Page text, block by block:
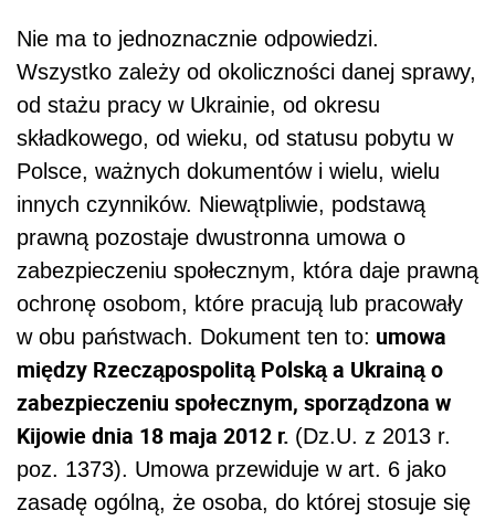
Nie ma to jednoznacznie odpowiedzi.
Wszystko zależy od okoliczności danej sprawy,
od stażu pracy w Ukrainie, od okresu
składkowego, od wieku, od statusu pobytu w
Polsce, ważnych dokumentów i wielu, wielu
innych czynników. Niewątpliwie, podstawą
prawną pozostaje dwustronna umowa o
zabezpieczeniu społecznym, która daje prawną
ochronę osobom, które pracują lub pracowały
w obu państwach. Dokument ten to: umowa
między Rzecząpospolitą Polską a Ukrainą o
zabezpieczeniu społecznym, sporządzona w
Kijowie dnia 18 maja 2012 r. (Dz.U. z 2013 r.
poz. 1373). Umowa przewiduje w art. 6 jako
zasadę ogólną, że osoba, do której stosuje się